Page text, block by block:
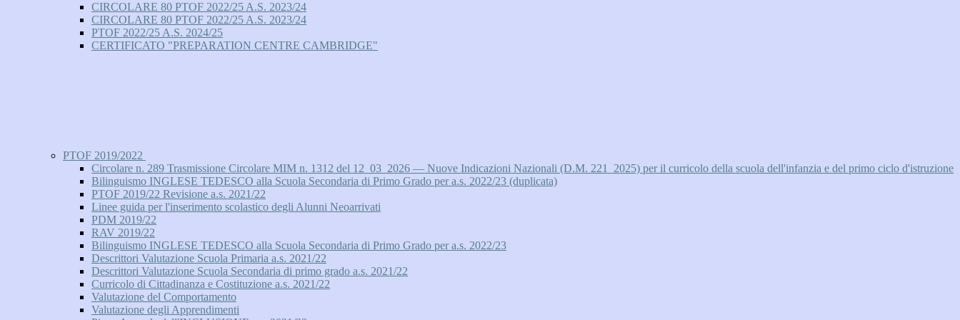
CIRCOLARE 80 PTOF 2022/25 A.S. 2023/24
CIRCOLARE 80 PTOF 2022/25 A.S. 2023/24
PTOF 2022/25 A.S. 2024/25
CERTIFICATO "PREPARATION CENTRE CAMBRIDGE"
PTOF 2019/2022
Circolare n. 289 Trasmissione Circolare MIM n. 1312 del 12_03_2026 — Nuove Indicazioni Nazionali (D.M. 221_2025) per il curricolo della scuola dell'infanzia e del primo ciclo d'istruzione
Bilinguismo INGLESE TEDESCO alla Scuola Secondaria di Primo Grado per a.s. 2022/23 (duplicata)
PTOF 2019/22 Revisione a.s. 2021/22
Linee guida per l'inserimento scolastico degli Alunni Neoarrivati
PDM 2019/22
RAV 2019/22
Bilinguismo INGLESE TEDESCO alla Scuola Secondaria di Primo Grado per a.s. 2022/23
Descrittori Valutazione Scuola Primaria a.s. 2021/22
Descrittori Valutazione Scuola Secondaria di primo grado a.s. 2021/22
Curricolo di Cittadinanza e Costituzione a.s. 2021/22
Valutazione del Comportamento
Valutazione degli Apprendimenti